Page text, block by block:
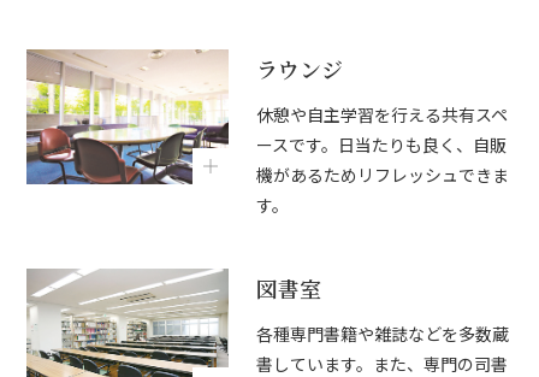
ラウンジ
休憩や自主学習を行える共有スペ
ースです。日当たりも良く、自販
機があるためリフレッシュできま
す。
図書室
各種専門書籍や雑誌などを多数蔵
書しています。また、専門の司書